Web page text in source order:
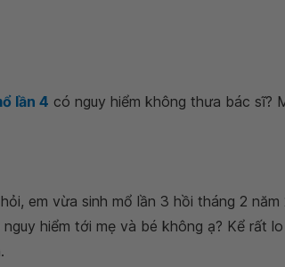
lần 4 có nguy hiểm không thưa bác sĩ?
em vừa sinh mổ lần 3 hồi tháng 2
hiểm tới mẹ và bé không ạ? Kể rất